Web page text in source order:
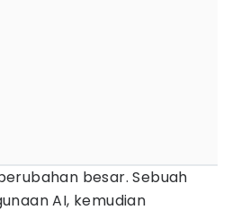
besar. Sebuah
AI, kemudian